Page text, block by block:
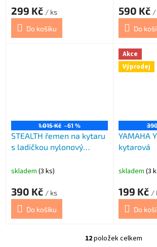
299 Kč / ks
Do košíku
590 Kč /
Do
1.015 Kč –61 %
STEALTH řemen na kytaru
s ladičkou nylonový
skladem (3 ks)
390 Kč / ks
Do košíku
Akce
Výprodej
YAMAHA
kytarová
skladem (3
199 Kč /
Do
O
12položek celkem